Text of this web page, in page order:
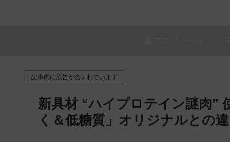
記事内に広告が含まれています
新具材 “ハイプロテイン謎肉”
く＆低糖質」オリジナルとの